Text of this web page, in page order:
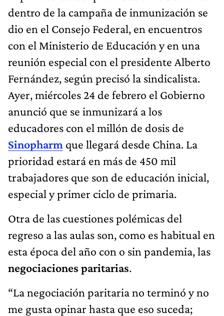
dentro de la campaña de inmunización se
dio en el Consejo Federal, en encuentros
con el Ministerio de Educación y en una
reunión especial con el presidente Alberto
Fernández, según precisó la sindicalista.
Ayer, miércoles 24 de febrero el Gobierno
anunció que se inmunizará a los
educadores con el millón de dosis de
Sinopharm que llegará desde China. La
prioridad estará en más de 450 mil
trabajadores que son de educación inicial,
especial y primer ciclo de primaria.
Otra de las cuestiones polémicas del
regreso a las aulas son, como es habitual en
esta época del año con o sin pandemia, las
negociaciones paritarias.
“La negociación paritaria no terminó y no
me gusta opinar hasta que eso suceda;